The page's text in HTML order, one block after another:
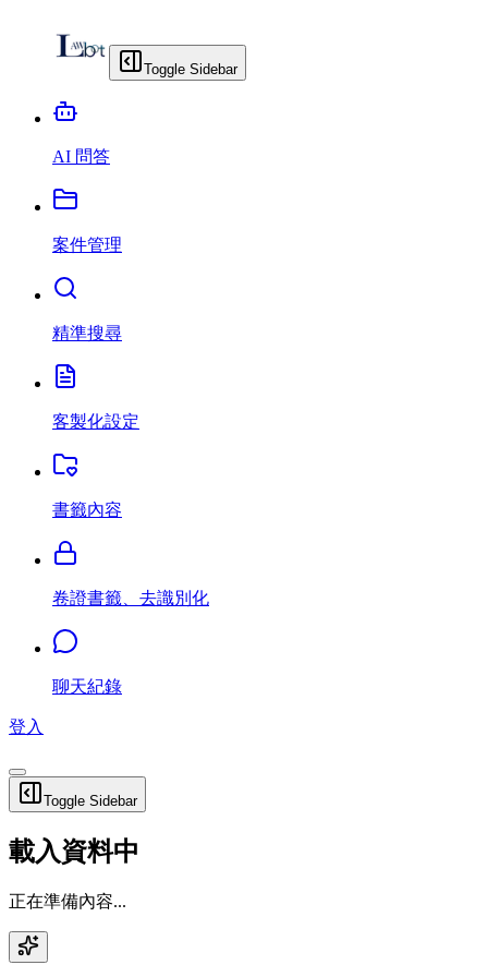
Toggle Sidebar
AI 問答
案件管理
精準搜尋
客製化設定
書籤內容
卷證書籤、去識別化
聊天紀錄
登入
Toggle Sidebar
載入資料中
正在準備內容...